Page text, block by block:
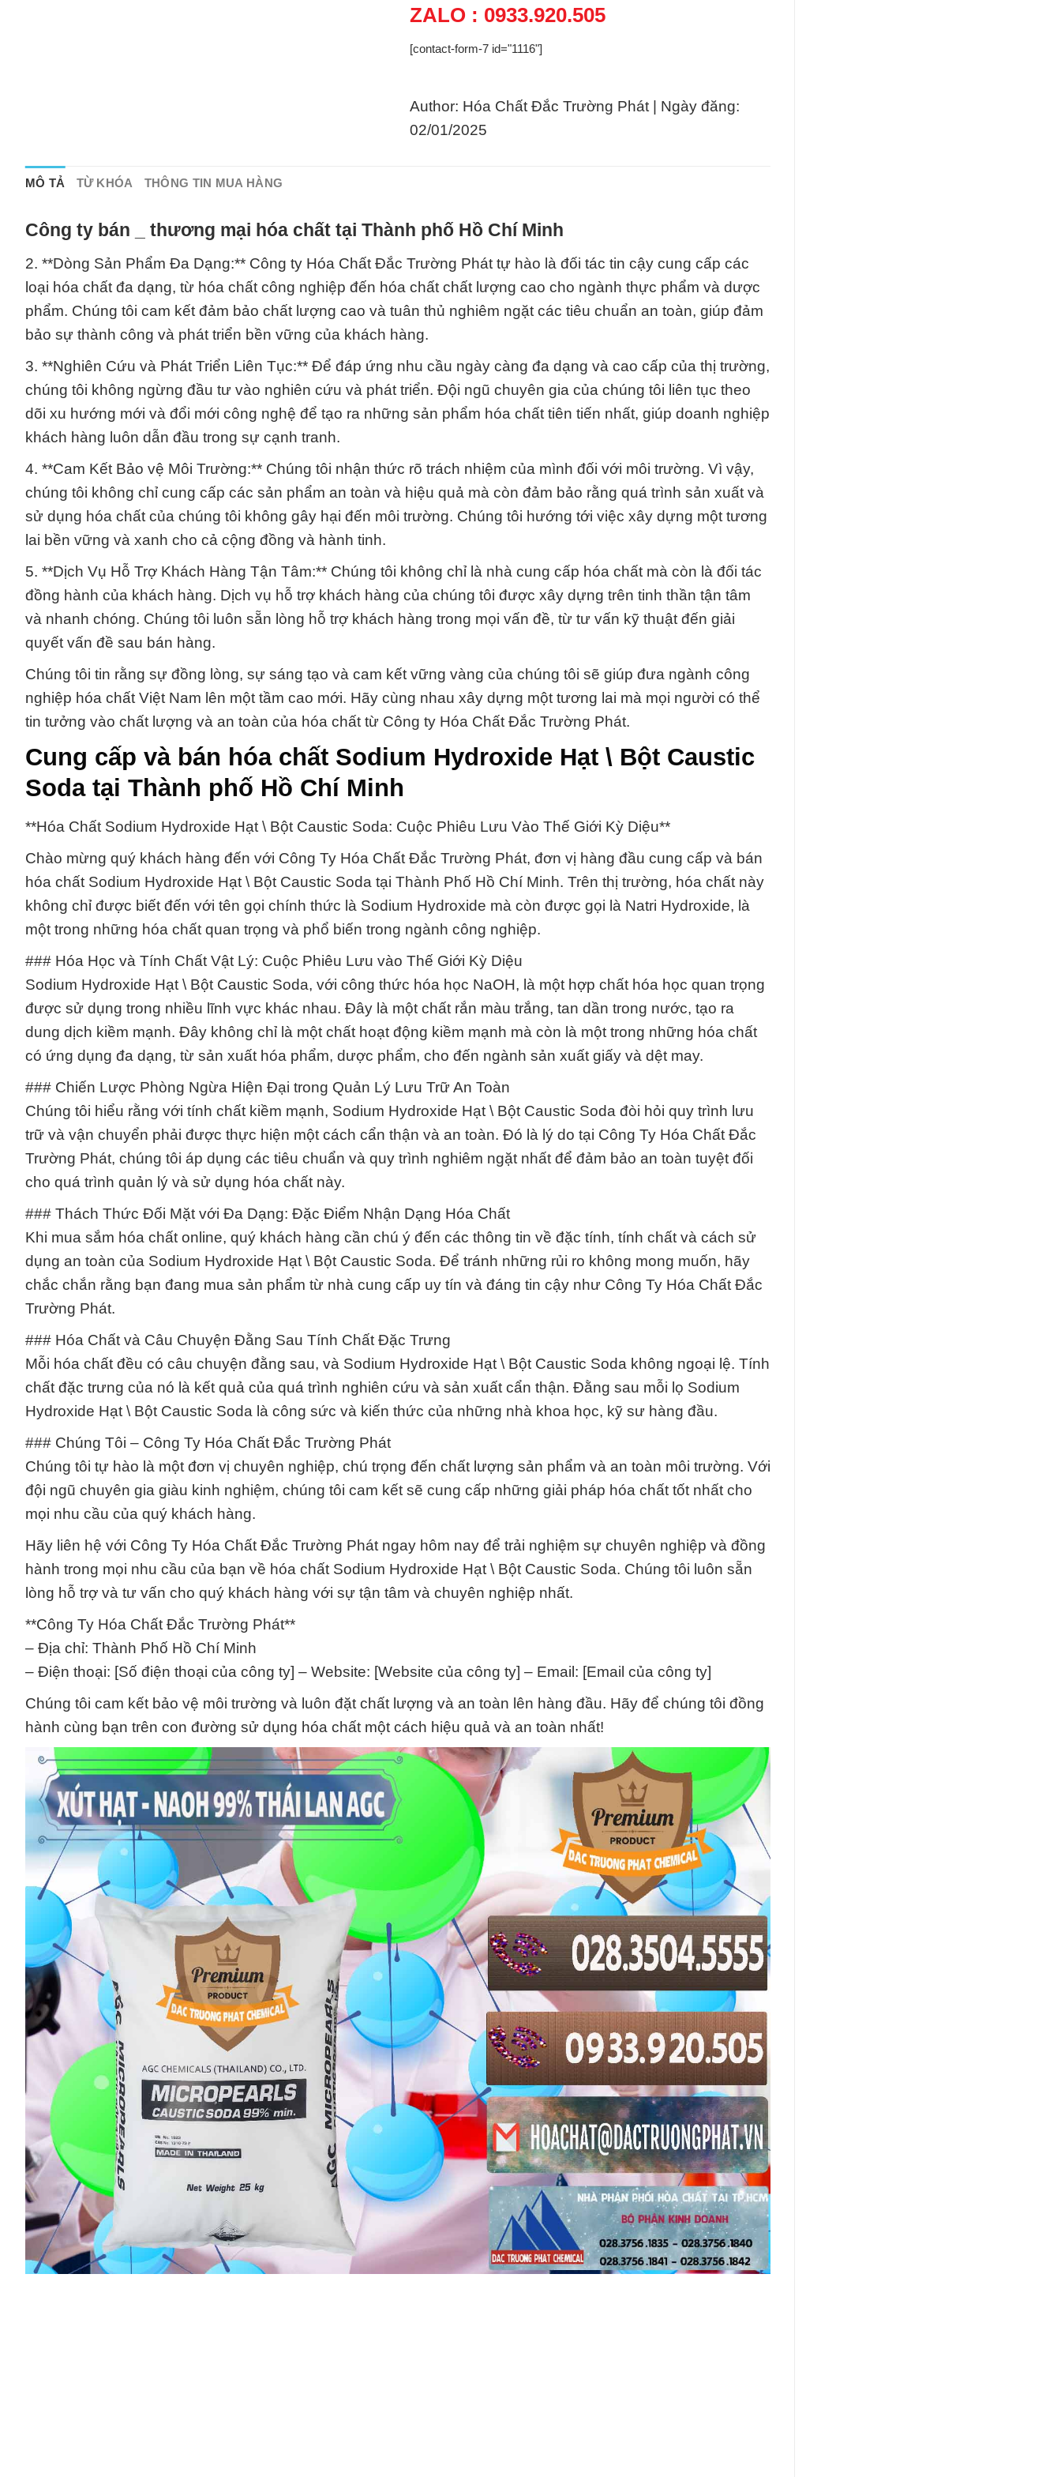
ZALO : 0933.920.505
[contact-form-7 id="1116"]
Author: Hóa Chất Đắc Trường Phát | Ngày đăng:
02/01/2025
MÔ TẢ TỪ KHÓA THÔNG TIN MUA HÀNG
Công ty bán _ thương mại hóa chất tại Thành phố Hồ Chí Minh
2. **Dòng Sản Phẩm Đa Dạng:** Công ty Hóa Chất Đắc Trường Phát tự hào là đối tác tin cậy cung cấp các
loại hóa chất đa dạng, từ hóa chất công nghiệp đến hóa chất chất lượng cao cho ngành thực phẩm và dược
phẩm. Chúng tôi cam kết đảm bảo chất lượng cao và tuân thủ nghiêm ngặt các tiêu chuẩn an toàn, giúp đảm
bảo sự thành công và phát triển bền vững của khách hàng.
3. **Nghiên Cứu và Phát Triển Liên Tục:** Để đáp ứng nhu cầu ngày càng đa dạng và cao cấp của thị trường,
chúng tôi không ngừng đầu tư vào nghiên cứu và phát triển. Đội ngũ chuyên gia của chúng tôi liên tục theo
dõi xu hướng mới và đổi mới công nghệ để tạo ra những sản phẩm hóa chất tiên tiến nhất, giúp doanh nghiệp
khách hàng luôn dẫn đầu trong sự cạnh tranh.
4. **Cam Kết Bảo vệ Môi Trường:** Chúng tôi nhận thức rõ trách nhiệm của mình đối với môi trường. Vì vậy,
chúng tôi không chỉ cung cấp các sản phẩm an toàn và hiệu quả mà còn đảm bảo rằng quá trình sản xuất và
sử dụng hóa chất của chúng tôi không gây hại đến môi trường. Chúng tôi hướng tới việc xây dựng một tương
lai bền vững và xanh cho cả cộng đồng và hành tinh.
5. **Dịch Vụ Hỗ Trợ Khách Hàng Tận Tâm:** Chúng tôi không chỉ là nhà cung cấp hóa chất mà còn là đối tác
đồng hành của khách hàng. Dịch vụ hỗ trợ khách hàng của chúng tôi được xây dựng trên tinh thần tận tâm
và nhanh chóng. Chúng tôi luôn sẵn lòng hỗ trợ khách hàng trong mọi vấn đề, từ tư vấn kỹ thuật đến giải
quyết vấn đề sau bán hàng.
Chúng tôi tin rằng sự đồng lòng, sự sáng tạo và cam kết vững vàng của chúng tôi sẽ giúp đưa ngành công
nghiệp hóa chất Việt Nam lên một tầm cao mới. Hãy cùng nhau xây dựng một tương lai mà mọi người có thể
tin tưởng vào chất lượng và an toàn của hóa chất từ Công ty Hóa Chất Đắc Trường Phát.
Cung cấp và bán hóa chất Sodium Hydroxide Hạt \ Bột Caustic
Soda tại Thành phố Hồ Chí Minh
**Hóa Chất Sodium Hydroxide Hạt \ Bột Caustic Soda: Cuộc Phiêu Lưu Vào Thế Giới Kỳ Diệu**
Chào mừng quý khách hàng đến với Công Ty Hóa Chất Đắc Trường Phát, đơn vị hàng đầu cung cấp và bán
hóa chất Sodium Hydroxide Hạt \ Bột Caustic Soda tại Thành Phố Hồ Chí Minh. Trên thị trường, hóa chất này
không chỉ được biết đến với tên gọi chính thức là Sodium Hydroxide mà còn được gọi là Natri Hydroxide, là
một trong những hóa chất quan trọng và phổ biến trong ngành công nghiệp.
### Hóa Học và Tính Chất Vật Lý: Cuộc Phiêu Lưu vào Thế Giới Kỳ Diệu
Sodium Hydroxide Hạt \ Bột Caustic Soda, với công thức hóa học NaOH, là một hợp chất hóa học quan trọng
được sử dụng trong nhiều lĩnh vực khác nhau. Đây là một chất rắn màu trắng, tan dần trong nước, tạo ra
dung dịch kiềm mạnh. Đây không chỉ là một chất hoạt động kiềm mạnh mà còn là một trong những hóa chất
có ứng dụng đa dạng, từ sản xuất hóa phẩm, dược phẩm, cho đến ngành sản xuất giấy và dệt may.
### Chiến Lược Phòng Ngừa Hiện Đại trong Quản Lý Lưu Trữ An Toàn
Chúng tôi hiểu rằng với tính chất kiềm mạnh, Sodium Hydroxide Hạt \ Bột Caustic Soda đòi hỏi quy trình lưu
trữ và vận chuyển phải được thực hiện một cách cẩn thận và an toàn. Đó là lý do tại Công Ty Hóa Chất Đắc
Trường Phát, chúng tôi áp dụng các tiêu chuẩn và quy trình nghiêm ngặt nhất để đảm bảo an toàn tuyệt đối
cho quá trình quản lý và sử dụng hóa chất này.
### Thách Thức Đối Mặt với Đa Dạng: Đặc Điểm Nhận Dạng Hóa Chất
Khi mua sắm hóa chất online, quý khách hàng cần chú ý đến các thông tin về đặc tính, tính chất và cách sử
dụng an toàn của Sodium Hydroxide Hạt \ Bột Caustic Soda. Để tránh những rủi ro không mong muốn, hãy
chắc chắn rằng bạn đang mua sản phẩm từ nhà cung cấp uy tín và đáng tin cậy như Công Ty Hóa Chất Đắc
Trường Phát.
### Hóa Chất và Câu Chuyện Đằng Sau Tính Chất Đặc Trưng
Mỗi hóa chất đều có câu chuyện đằng sau, và Sodium Hydroxide Hạt \ Bột Caustic Soda không ngoại lệ. Tính
chất đặc trưng của nó là kết quả của quá trình nghiên cứu và sản xuất cẩn thận. Đằng sau mỗi lọ Sodium
Hydroxide Hạt \ Bột Caustic Soda là công sức và kiến thức của những nhà khoa học, kỹ sư hàng đầu.
### Chúng Tôi – Công Ty Hóa Chất Đắc Trường Phát
Chúng tôi tự hào là một đơn vị chuyên nghiệp, chú trọng đến chất lượng sản phẩm và an toàn môi trường. Với
đội ngũ chuyên gia giàu kinh nghiệm, chúng tôi cam kết sẽ cung cấp những giải pháp hóa chất tốt nhất cho
mọi nhu cầu của quý khách hàng.
Hãy liên hệ với Công Ty Hóa Chất Đắc Trường Phát ngay hôm nay để trải nghiệm sự chuyên nghiệp và đồng
hành trong mọi nhu cầu của bạn về hóa chất Sodium Hydroxide Hạt \ Bột Caustic Soda. Chúng tôi luôn sẵn
lòng hỗ trợ và tư vấn cho quý khách hàng với sự tận tâm và chuyên nghiệp nhất.
**Công Ty Hóa Chất Đắc Trường Phát**
– Địa chỉ: Thành Phố Hồ Chí Minh
– Điện thoại: [Số điện thoại của công ty] – Website: [Website của công ty] – Email: [Email của công ty]
Chúng tôi cam kết bảo vệ môi trường và luôn đặt chất lượng và an toàn lên hàng đầu. Hãy để chúng tôi đồng
hành cùng bạn trên con đường sử dụng hóa chất một cách hiệu quả và an toàn nhất!